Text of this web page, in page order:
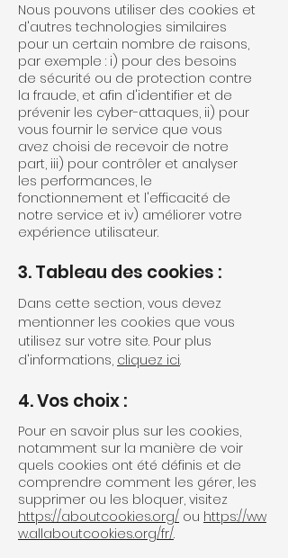
Nous pouvons utiliser des cookies et
d'autres technologies similaires
pour un certain nombre de raisons,
par exemple : i) pour des besoins
de sécurité ou de protection contre
la fraude, et afin d'identifier et de
prévenir les cyber-attaques, ii) pour
vous fournir le service que vous
avez choisi de recevoir de notre
part, iii) pour contrôler et analyser
les performances, le
fonctionnement et l'efficacité de
notre service et iv) améliorer votre
expérience utilisateur.
3. Tableau des cookies :
Dans cette section, vous devez
mentionner les cookies que vous
utilisez sur votre site. Pour plus
d'informations, cliquez ici.
4. Vos choix :
Pour en savoir plus sur les cookies,
notamment sur la manière de voir
quels cookies ont été définis et de
comprendre comment les gérer, les
supprimer ou les bloquer, visitez
https://aboutcookies.org/ ou https://ww
w.allaboutcookies.org/fr/.